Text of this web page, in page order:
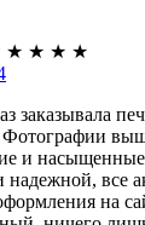
★ ★ ★ ★
заказывала
Фотографии
и
надежной, все
на